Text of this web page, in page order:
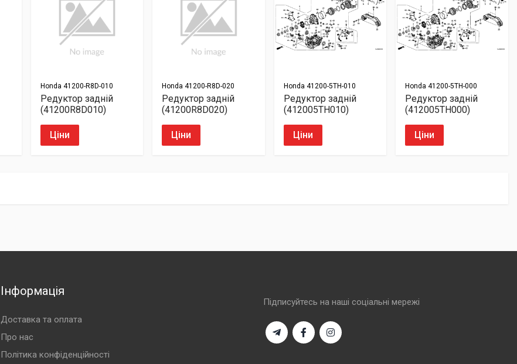
Honda 41200-R8D-010
Редуктор задній
(41200R8D010)
Ціни
Honda 41200-R8D-020
Редуктор задній
(41200R8D020)
Ціни
Honda 41200-5TH-010
Редуктор задній
(412005TH010)
Ціни
Honda 41200-5TH-000
Редуктор задній
(412005TH000)
Ціни
Інформація
Доставка та оплата
Про нас
Політика конфіденційності
Підписуйтесь на наші соціальні мережі